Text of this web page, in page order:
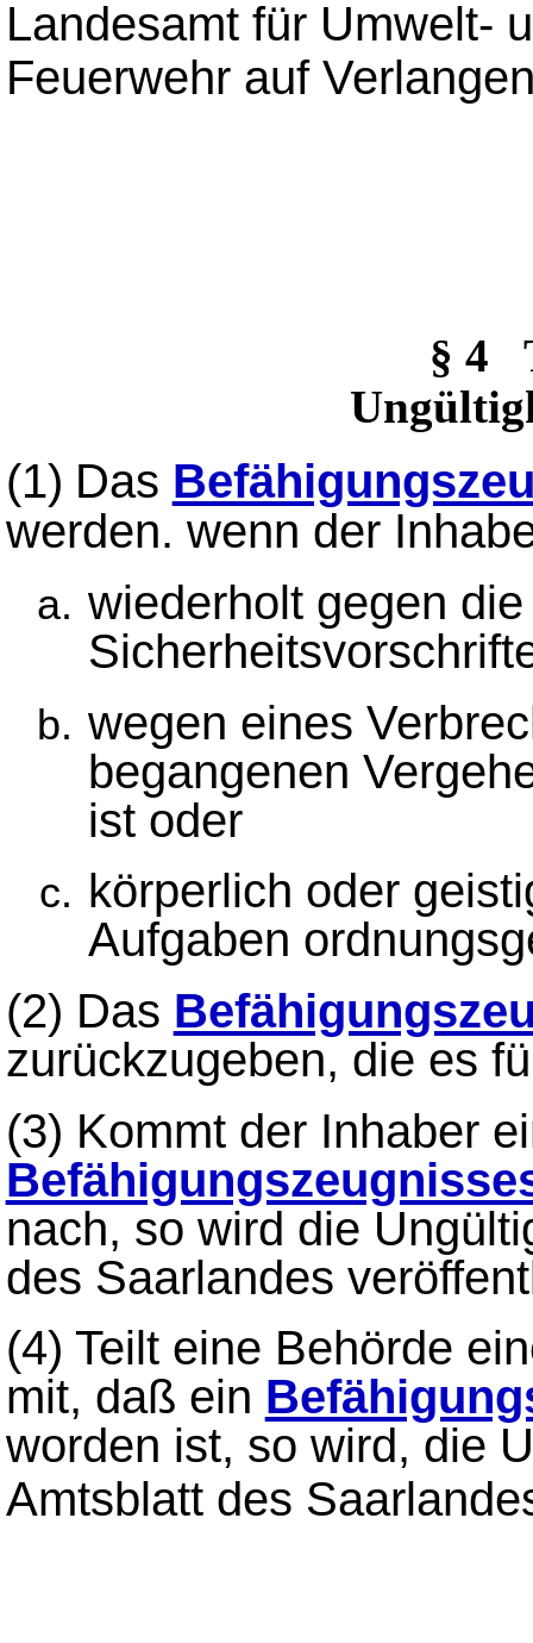
Landesamt für Umwelt-
Feuerwehr auf
§ 4
(1) Das
werden. wenn der
wiederholt gegen
wegen eines
begangenen
ist oder
körperlich oder
Aufgaben
(2) Das
zurückzugeben, die es
(3) Kommt der Inhaber
nach, so wird die
des Saarlandes
(4) Teilt eine Behörde
mit, daß ein
worden ist, so wird, die
Amtsblatt des